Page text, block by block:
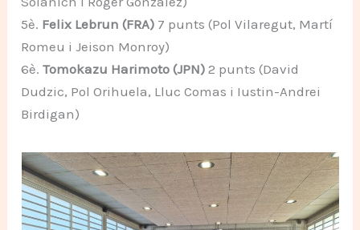
5è. Felix Lebrun (FRA) 7 punts (Pol Vilaregut, Martí
Romeu i Jeison Monroy)
6è.Tomokazu Harimoto (JPN) 2 punts (David
Dudzic, Pol Orihuela, Lluc Comas i Iustin-Andrei
Birdigan)